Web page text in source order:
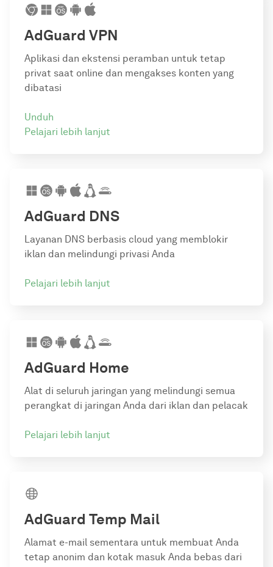
AdGuard VPN
Aplikasi dan ekstensi peramban untuk tetap
privat saat online dan mengakses konten yang
dibatasi
Pelajari lebih lanjut
Unduh
AdGuard DNS
Layanan DNS berbasis cloud yang memblokir
iklan dan melindungi privasi Anda
Pelajari lebih lanjut
AdGuard Home
Alat di seluruh jaringan yang melindungi semua
perangkat di jaringan Anda dari iklan dan pelacak
Pelajari lebih lanjut
AdGuard Temp Mail
Alamat e-mail sementara untuk membuat Anda
tetap anonim dan kotak masuk Anda bebas dari